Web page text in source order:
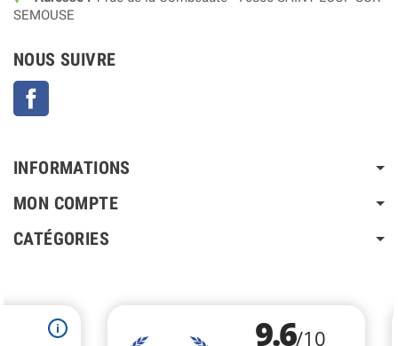
SEMOUSE
NOUS SUIVRE
INFORMATIONS
MON COMPTE
CATÉGORIES